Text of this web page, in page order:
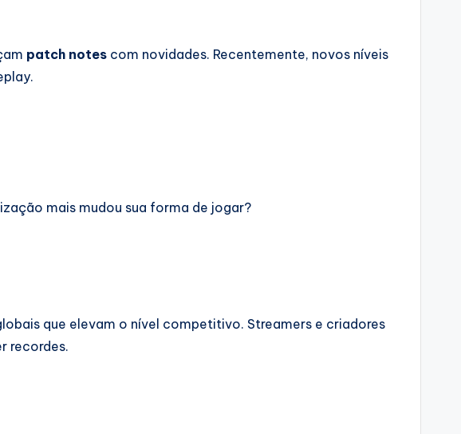
patch notes com novidades. Recentemente, novos níveis
mais mudou sua forma de jogar?
que elevam o nível competitivo. Streamers e criadores
recordes.